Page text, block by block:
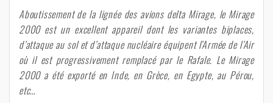
Aboutissement de la lignée des avions delta Mirage, le Mirage
2000 est un excellent appareil dont les variantes biplaces,
d’attaque au sol et d’attaque nucléaire équipent l’Armée de l’Air
où il est progressivement remplacé par le Rafale. Le Mirage
2000 a été exporté en Inde, en Grèce, en Egypte, au Pérou,
etc…